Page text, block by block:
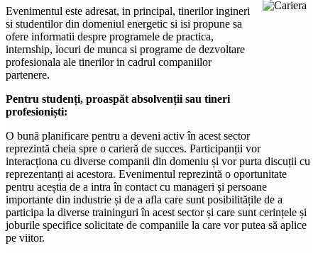
Evenimentul este adresat, in principal, tinerilor ingineri
si studentilor din domeniul energetic si isi propune sa
ofere informatii despre programele de practica,
internship, locuri de munca si programe de dezvoltare
profesionala ale tinerilor in cadrul companiilor
partenere.
Pentru studenți, proaspăt absolvenții sau tineri
profesioniști:
O bună planificare pentru a deveni activ în acest sector
reprezintă cheia spre o carieră de succes. Participanții vor
interacționa cu diverse companii din domeniu și vor purta discuții cu
reprezentanți ai acestora. Evenimentul reprezintă o oportunitate
pentru aceștia de a intra în contact cu manageri și persoane
importante din industrie și de a afla care sunt posibilitățile de a
participa la diverse traininguri în acest sector și care sunt cerințele și
joburile specifice solicitate de companiile la care vor putea să aplice
pe viitor.